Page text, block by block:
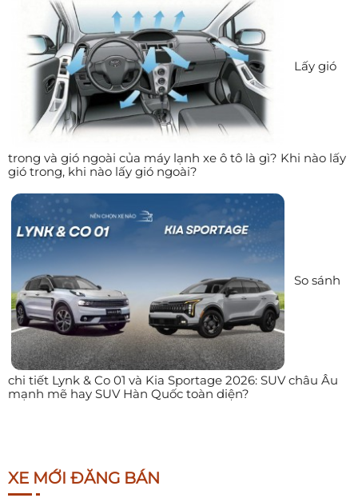
Lấy gió
trong và gió ngoài của máy lạnh xe ô tô là gì? Khi nào lấy
gió trong, khi nào lấy gió ngoài?
So sánh
chi tiết Lynk & Co 01 và Kia Sportage 2026: SUV châu Âu
mạnh mẽ hay SUV Hàn Quốc toàn diện?
XE MỚI ĐĂNG BÁN